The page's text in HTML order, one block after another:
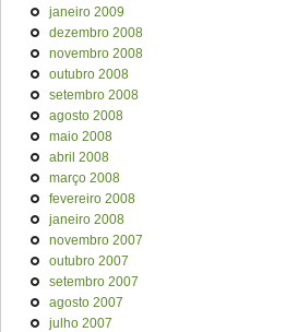
janeiro 2009
dezembro 2008
novembro 2008
outubro 2008
setembro 2008
agosto 2008
maio 2008
abril 2008
março 2008
fevereiro 2008
janeiro 2008
novembro 2007
outubro 2007
setembro 2007
agosto 2007
julho 2007